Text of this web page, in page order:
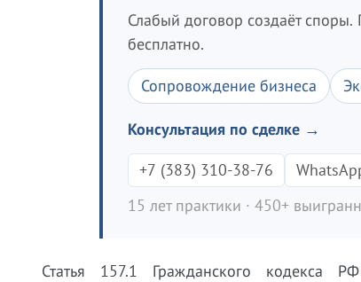
Слабый договор создаёт
бесплатно.
Сопровождение бизнеса
Консультация по сделке →
+7 (383) 310-38-76
15 лет практики · 450+
Статья 157.1 Гражданского кодекса